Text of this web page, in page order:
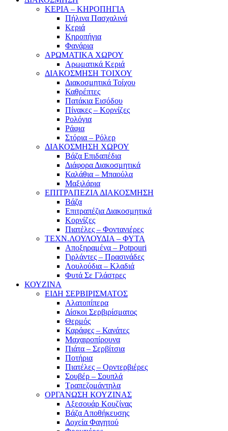
ΚΕΡΙΑ – ΚΗΡΟΠΗΓΙΑ
Πήλινα Πασχαλινά
Κεριά
Κηροπήγια
Φανάρια
ΑΡΩΜΑΤΙΚΑ ΧΩΡΟΥ
Αρωματικά Κεριά
ΔΙΑΚΟΣΜΗΣΗ ΤΟΙΧΟΥ
Διακοσμητικά Τοίχου
Καθρέπτες
Πατάκια Εισόδου
Πίνακες – Κορνίζες
Ρολόγια
Ράφια
Στόρια – Ρόλερ
ΔΙΑΚΟΣΜΗΣΗ ΧΩΡΟΥ
Βάζα Επιδαπέδια
Διάφορα Διακοσμητικά
Καλάθια – Μπαούλα
Μαξιλάρια
ΕΠΙΤΡΑΠΕΖΙΑ ΔΙΑΚΟΣΜΗΣΗ
Βάζα
Επιτραπέζια Διακοσμητικά
Κορνίζες
Πιατέλες – Φοντανιέρες
ΤΕΧΝ.ΛΟΥΛΟΥΔΙΑ – ΦΥΤΑ
Αποξηραμένα – Potpouri
Γιρλάντες – Πρασινάδες
Λουλούδια – Κλαδιά
Φυτά Σε Γλάστρες
ΚΟΥΖΙΝΑ
ΕΙΔΗ ΣΕΡΒΙΡΙΣΜΑΤΟΣ
Αλατοπίπερα
Δίσκοι Σερβιρίσματος
Θερμός
Καράφες – Κανάτες
Μαχαιροπίρουνα
Πιάτα – Σερβίτσια
Ποτήρια
Πιατέλες – Ορντερβιέρες
Σουβέρ – Σουπλά
Τραπεζομάντηλα
ΟΡΓΑΝΩΣΗ ΚΟΥΖΙΝΑΣ
Αξεσουάρ Κουζίνας
Βάζα Αποθήκευσης
Δοχεία Φαγητού